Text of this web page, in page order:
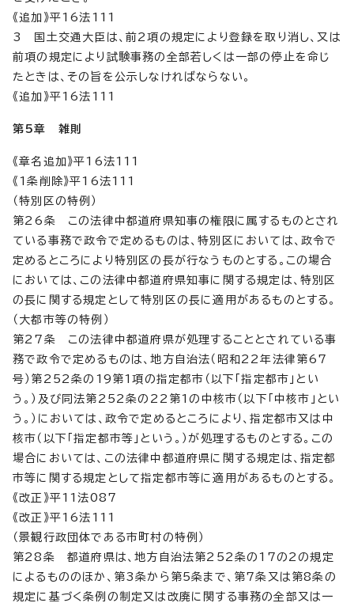
《追加》平16法111
3 国土交通大臣は、前2項の規定により登録を取り消し、又は
前項の規定により試験事務の全部若しくは一部の停止を命じ
たときは、その旨を公示しなければならない。
《追加》平16法111
第5章 雑則
《章名追加》平16法111
《1条削除》平16法111
（特別区の特例）
第26条 この法律中都道府県知事の権限に属するものとされ
ている事務で政令で定めるものは、特別区においては、政令で
定めるところにより特別区の長が行なうものとする。この場合
においては、この法律中都道府県知事に関する規定は、特別区
の長に関する規定として特別区の長に適用があるものとする。
（大都市等の特例）
第27条 この法律中都道府県が処理することとされている事
務で政令で定めるものは、地方自治法（昭和22年法律第67
号）第252条の19第1項の指定都市（以下「指定都市」とい
う。）及び同法第252条の22第1の中核市（以下「中核市」とい
う。）においては、政令で定めるところにより、指定都市又は中
核市（以下「指定都市等」という。）が処理するものとする。この
場合においては、この法律中都道府県に関する規定は、指定都
市等に関する規定として指定都市等に適用があるものとする。
《改正》平11法087
《改正》平16法111
（景観行政団体である市町村の特例）
第28条 都道府県は、地方自治法第252条の17の2の規定
によるもののほか、第3条から第5条まで、第7条又は第8条の
規定に基づく条例の制定又は改廃に関する事務の全部又は一